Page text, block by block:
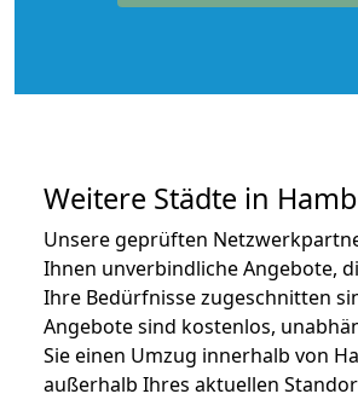
Weitere Städte in
Unsere geprüften
Ihnen unverbindliche Angebote,
Ihre Bedürfnisse zugeschnitten
Angebote sind kostenlos,
Sie einen Umzug innerhalb von
außerhalb Ihres aktuellen